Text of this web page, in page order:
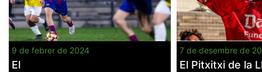
9 de febrer de 2024
El
7 de desembre de
El Pitxitxi de la